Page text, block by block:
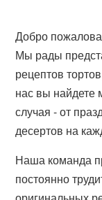
Добро
Мы рады
рецептов
нас вы найдете
случая - от
десертов на
Наша команда
постоянно